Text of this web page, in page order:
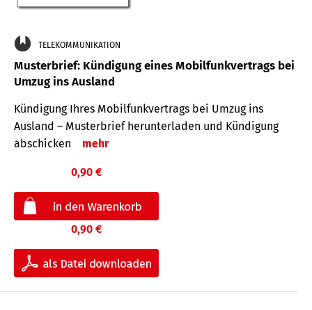
TELEKOMMUNIKATION
Musterbrief: Kündigung eines Mobilfunkvertrags bei
Umzug ins Ausland
Kündigung Ihres Mobilfunkvertrags bei Umzug ins
Ausland – Musterbrief herunterladen und Kündigung
abschicken
mehr
0,90 €
0,90 €